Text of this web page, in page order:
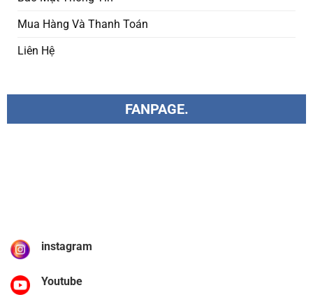
Mua Hàng Và Thanh Toán
Liên Hệ
FANPAGE.
instagram
Youtube